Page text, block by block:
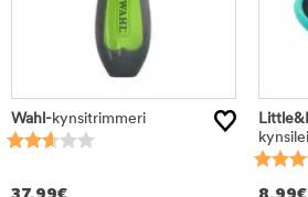
Wahl-kynsitrimmeri
37,99€ 8,99€